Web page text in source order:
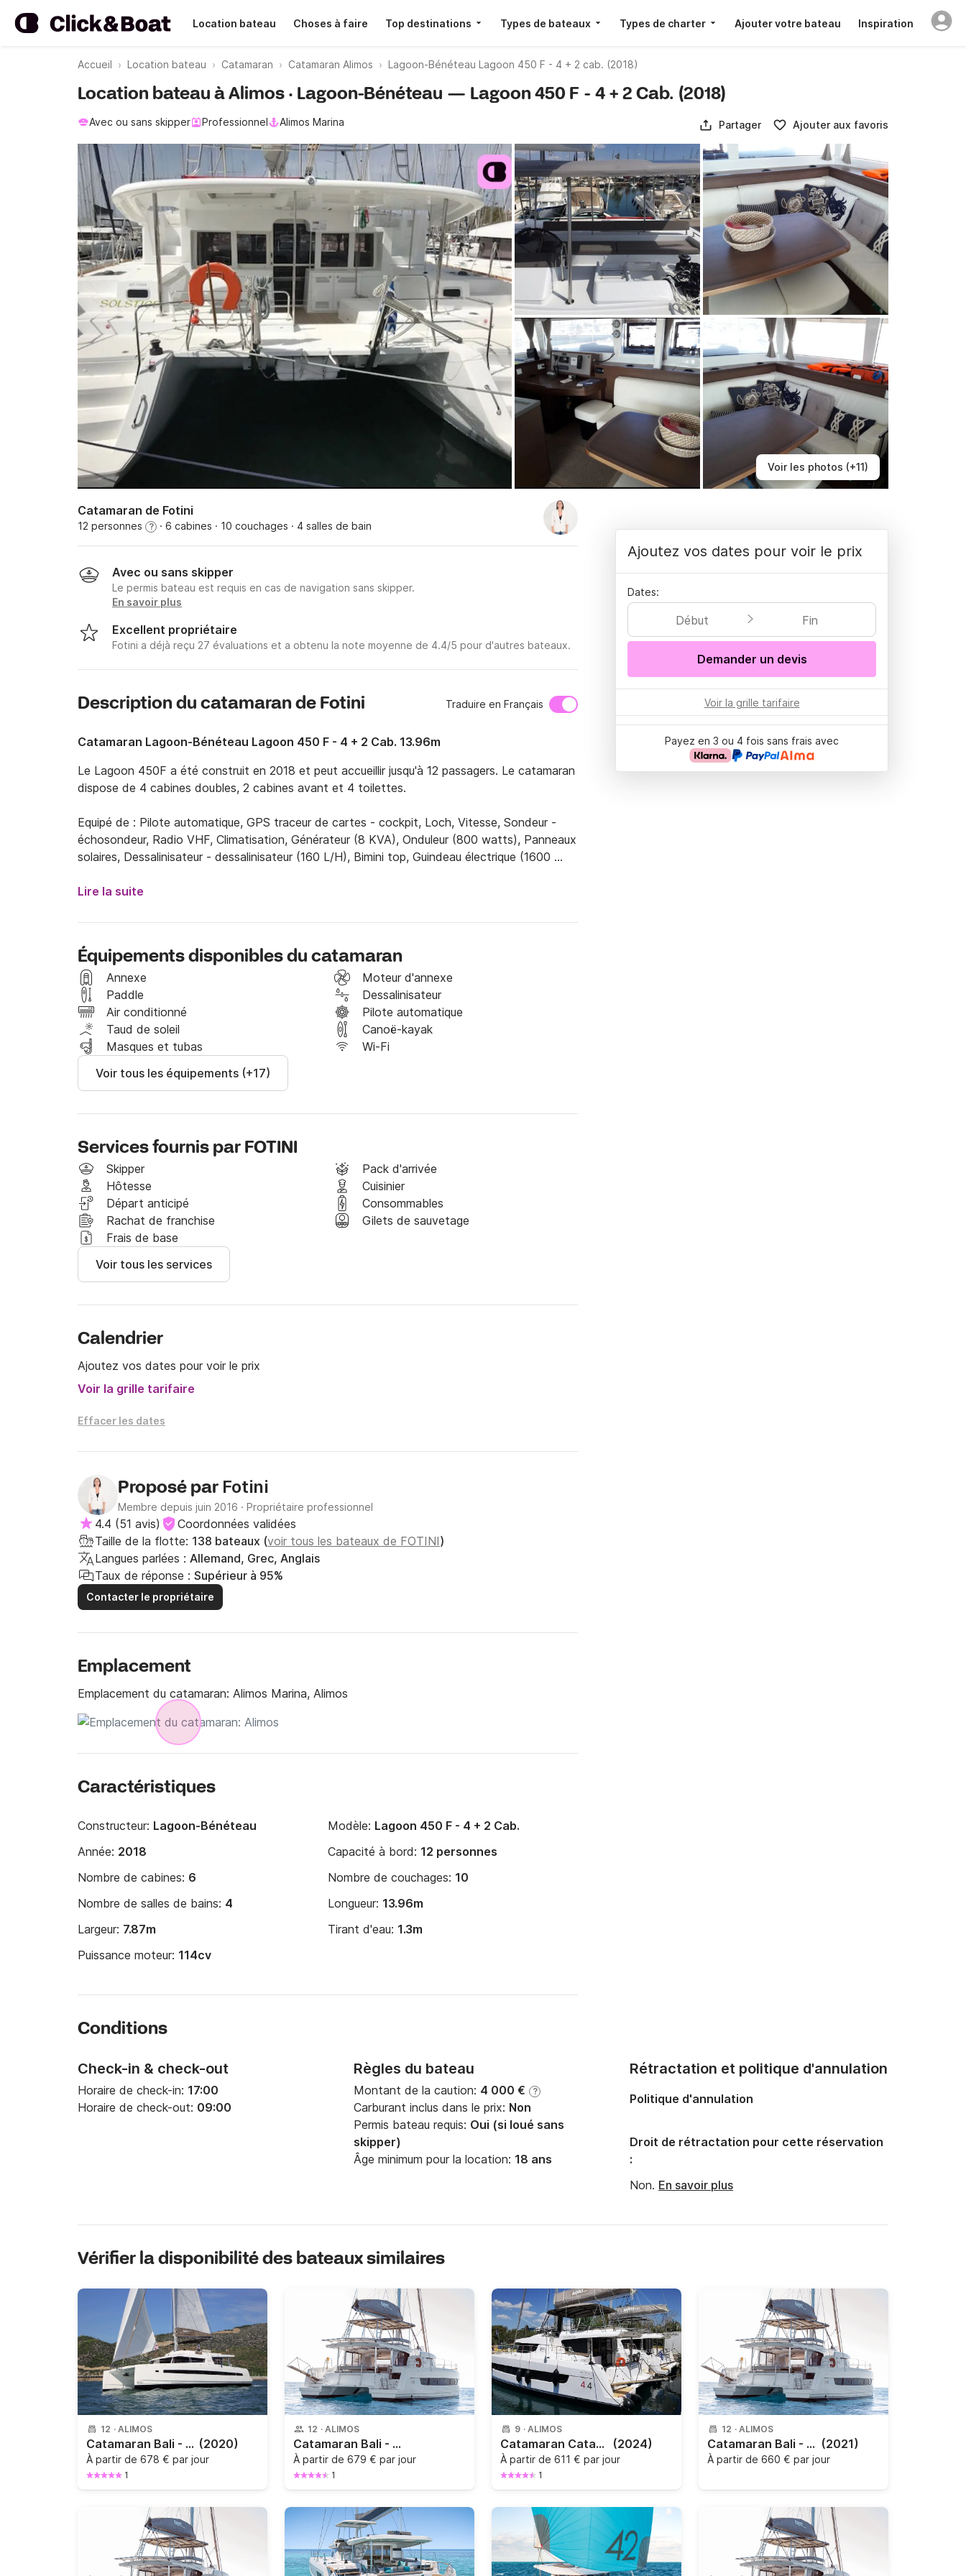
Location bateau Choses à faire Top destinations Types de bateaux Types de charter Ajouter votre bateau Inspiration
Accueil Location bateau Catamaran Catamaran Alimos Lagoon-Bénéteau Lagoon 450 F - 4 + 2 cab. (2018)
Voir les photos (+11)
Location bateau à Alimos · Lagoon-Bénéteau — Lagoon 450 F - 4 + 2 Cab. (2018)
Avec ou sans skipper Professionnel Alimos Marina Partager Ajouter aux favoris
Catamaran de Fotini
12 personnes ? · 6 cabines · 10 couchages · 4 salles de bain
Avec ou sans skipper
Le permis bateau est requis en cas de navigation sans skipper.
En savoir plus
Excellent propriétaire
Fotini a déjà reçu 27 évaluations et a obtenu la note moyenne de 4.4/5 pour d'autres bateaux.
Description du catamaran de Fotini Traduire en Français
Catamaran Lagoon-Bénéteau Lagoon 450 F - 4 + 2 Cab. 13.96m
Le Lagoon 450F a été construit en 2018 et peut accueillir jusqu'à 12 passagers. Le catamaran
dispose de 4 cabines doubles, 2 cabines avant et 4 toilettes.
Equipé de : Pilote automatique, GPS traceur de cartes - cockpit, Loch, Vitesse, Sondeur -
échosondeur, Radio VHF, Climatisation, Générateur (8 KVA), Onduleur (800 watts), Panneaux
solaires, Dessalinisateur - dessalinisateur (160 L/H), Bimini top, Guindeau électrique (1600
glaçons, Ustensiles de cuisine (Équipement de cuisine, couverts), Lecteur Bluetooth, CD/MP3,
Le Lagoon 450F est situé dans la belle marina d'Alimos, Athènes.
Athènes est l'endroit idéal pour commencer vos vacances de voile dans la mer Saronique et
les Cyclades !
Vous pouvez rejoindre notre base principale en voiture depuis Athènes ou en avion via
l'aéroport voisin d'El. Venizelos à environ 50 minutes en voiture.
Point d'amarrage d'Athènes
Tous types de charters
Équipe de quai
Fourniture gratuite
Entretien / Réparations
Amarres
Transfert
Approvisionnement en eau gratuit
Service de carburant à quai
Lire la suite
Équipements disponibles du catamaran
Annexe
Moteur d'annexe
Paddle
Dessalinisateur
Air conditionné
Pilote automatique
Taud de soleil
Canoë-kayak
Masques et tubas
Wi-Fi
Voir tous les équipements (+17)
Services fournis par FOTINI
Skipper
Pack d'arrivée
Hôtesse
Cuisinier
Départ anticipé
Consommables
Rachat de franchise
Gilets de sauvetage
Frais de base
Voir tous les services
Calendrier
Ajoutez vos dates pour voir le prix
Voir la grille tarifaire
Effacer les dates
Proposé par Fotini
Membre depuis juin 2016 · Propriétaire professionnel
4.4 (51 avis)
Coordonnées validées
Taille de la flotte: 138 bateaux (voir tous les bateaux de FOTINI)
Langues parlées : Allemand, Grec, Anglais
Taux de réponse : Supérieur à 95%
Contacter le propriétaire
Emplacement
Emplacement du catamaran: Alimos Marina, Alimos
Caractéristiques
Constructeur: Lagoon-Bénéteau Modèle: Lagoon 450 F - 4 + 2 Cab.
Année: 2018 Capacité à bord: 12 personnes
Nombre de cabines: 6 Nombre de couchages: 10
Nombre de salles de bains: 4 Longueur: 13.96m
Largeur: 7.87m Tirant d'eau: 1.3m
Puissance moteur: 114cv
Ajoutez vos dates pour voir le prix
Dates:
Début Fin
Demander un devis
Voir la grille tarifaire
Payez en 3 ou 4 fois sans frais avec
Conditions
Check-in & check-out
Horaire de check-in: 17:00
Horaire de check-out: 09:00
Règles du bateau
Montant de la caution: 4 000 € ?
Carburant inclus dans le prix: Non
Permis bateau requis: Oui (si loué sans
skipper)
Âge minimum pour la location: 18 ans
Rétractation et politique d'annulation
Politique d'annulation
Droit de rétractation pour cette réservation
:
Non. En savoir plus
Vérifier la disponibilité des bateaux similaires
12 · ALIMOS
Catamaran Bali - Catana Bali 5.4 16.8m (2020)
À partir de 678 € par jour
1
12 · ALIMOS
Catamaran Bali - Catana Bali 4.6 14.28m
À partir de 679 € par jour
1
9 · ALIMOS
Catamaran Catana Group Bali 4.4 - 4 + 1 cab. 13m (2024)
À partir de 611 € par jour
1
12 · ALIMOS
Catamaran Bali - Catana Bali 4.6 14.28m (2021)
À partir de 660 € par jour